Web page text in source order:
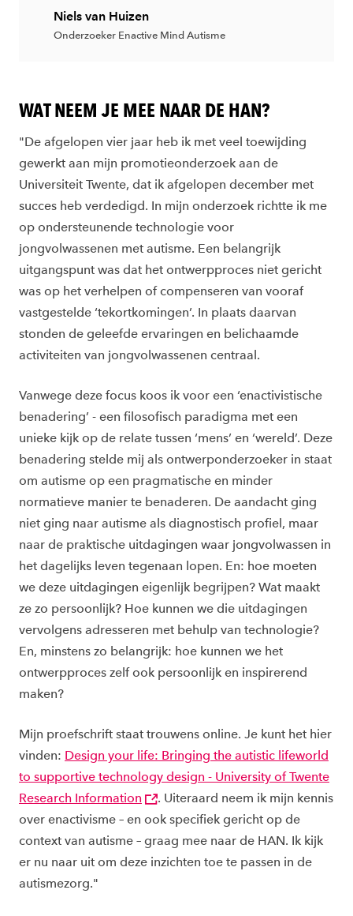
Niels van Huizen
Onderzoeker Enactive Mind Autisme
WAT NEEM JE MEE NAAR DE HAN?
"De afgelopen vier jaar heb ik met veel toewijding
gewerkt aan mijn promotieonderzoek aan de
Universiteit Twente, dat ik afgelopen december met
succes heb verdedigd. In mijn onderzoek richtte ik me
op ondersteunende technologie voor
jongvolwassenen met autisme. Een belangrijk
uitgangspunt was dat het ontwerpproces niet gericht
was op het verhelpen of compenseren van vooraf
vastgestelde ‘tekortkomingen’. In plaats daarvan
stonden de geleefde ervaringen en belichaamde
activiteiten van jongvolwassenen centraal.
Vanwege deze focus koos ik voor een ‘enactivistische
benadering’ - een filosofisch paradigma met een
unieke kijk op de relate tussen ‘mens’ en ‘wereld’. Deze
benadering stelde mij als ontwerponderzoeker in staat
om autisme op een pragmatische en minder
normatieve manier te benaderen. De aandacht ging
niet ging naar autisme als diagnostisch profiel, maar
naar de praktische uitdagingen waar jongvolwassen in
het dagelijks leven tegenaan lopen. En: hoe moeten
we deze uitdagingen eigenlijk begrijpen? Wat maakt
ze zo persoonlijk? Hoe kunnen we die uitdagingen
vervolgens adresseren met behulp van technologie?
En, minstens zo belangrijk: hoe kunnen we het
ontwerpproces zelf ook persoonlijk en inspirerend
maken?
Mijn proefschrift staat trouwens online. Je kunt het hier
vinden: Design your life: Bringing the autistic lifeworld
to supportive technology design - University of Twente
Research Information
. Uiteraard neem ik mijn kennis
over enactivisme – en ook specifiek gericht op de
context van autisme – graag mee naar de HAN. Ik kijk
er nu naar uit om deze inzichten toe te passen in de
autismezorg."